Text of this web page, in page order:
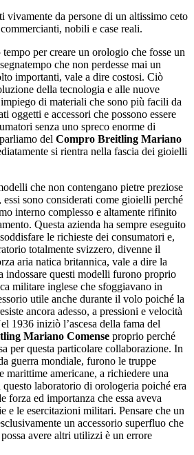
vivamente da persone di un altissimo ceto
nobili e case reali.
per creare un orologio che fosse un
che non perdesse mai un
importanti, vale a dire costosi. Ciò
della tecnologia e alle nuove
di materiali che sono più facili da
oggetti e accessori che possono essere
senza uno spreco enorme di
del Compro Breitling Mariano
si rientra nella fascia dei gioielli
che non contengano pietre preziose
sono considerati come gioielli perché
interno complesso e altamente rifinito
Questa azienda ha sempre eseguito
le richieste dei consumatori e,
totalmente svizzero, divenne il
aria natica britannica, vale a dire la
questi modelli furono proprio
militare inglese che sfoggiavano in
utile anche durante il volo poiché la
ancora adesso, a pressioni e velocità
1936 iniziò l’ascesa della fama del
Mariano Comense proprio perché
per questa particolare collaborazione. In
guerra mondiale, furono le truppe
marittime americane, a richiedere una
laboratorio di orologeria poiché era
forza ed importanza che essa aveva
e le esercitazioni militari. Pensare che un
un accessorio superfluo che
avere altri utilizzi è un errore